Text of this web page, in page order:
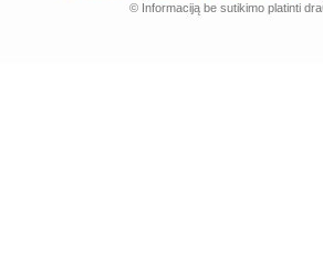
© Informaciją be sutikimo platinti